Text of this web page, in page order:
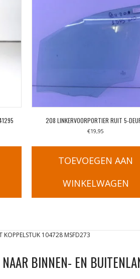
208 LINKERVOORPORTIER RUIT 5-
€19,95
TOEVOEGEN AAN
WINKELWAGEN
KOPPELSTUK 104728 MSFD273
BINNEN- EN